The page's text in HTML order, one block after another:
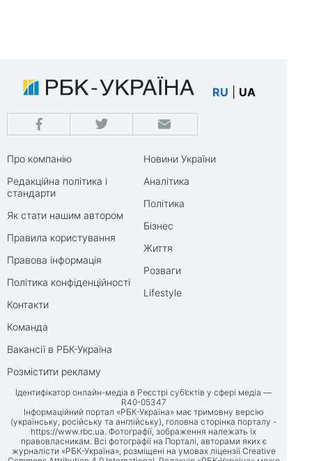
RU UA
Про компанію
Редакційна політика і
стандарти
Як стати нашим автором
Правила користування
Правова інформація
Політика конфіденційності
Контакти
Команда
Вакансії в РБК-Україна
Розмістити рекламу
Новини України
Аналітика
Політика
Бізнес
Життя
Розваги
Lifestyle
Ідентифікатор онлайн-медіа в Реєстрі суб’єктів у сфері медіа —
R40-05347
Інформаційний портал «РБК-Україна» має тримовну версію
(українську, російську та англійську), головна сторінка порталу -
https://www.rbc.ua. Фотографії, зображення належать їх
правовласникам. Всі фотографії на Порталі, авторами яких є
журналісти «РБК-Україна», розміщені на умовах ліцензії Creative